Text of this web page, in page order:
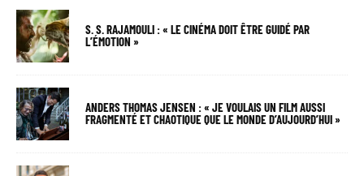
S. S. RAJAMOULI : « LE CINÉMA DOIT ÊTRE GUIDÉ PAR
L’ÉMOTION »
ANDERS THOMAS JENSEN : « JE VOULAIS UN FILM AUSSI
FRAGMENTÉ ET CHAOTIQUE QUE LE MONDE D’AUJOURD’HUI »